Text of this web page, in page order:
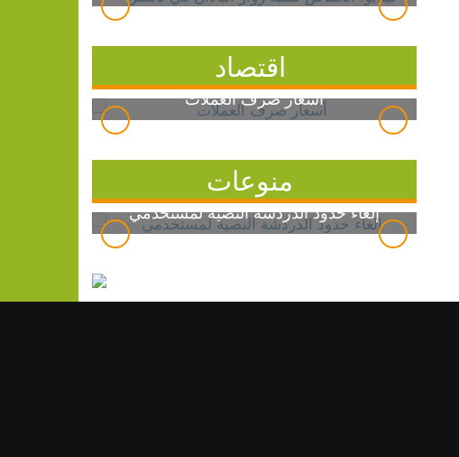
اقتصاد
أسعار صرف العملات
منوعات
إلغاء حدود الدردشة النصية لمستخدمي